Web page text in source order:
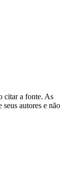
citar a fonte. As
seus autores e não